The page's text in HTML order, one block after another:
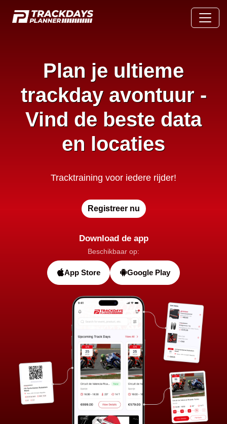
Plan je ultieme
trackday avontuur -
Vind de beste data
en locaties
Tracktraining voor iedere rijder!
Registreer nu
Download de app
Beschikbaar op:
App Store Google Play